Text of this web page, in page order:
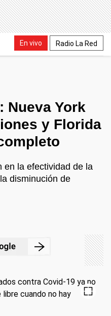
En vivo Radio La Red
Nueva York
y Florida
en la efectividad de la
disminución de